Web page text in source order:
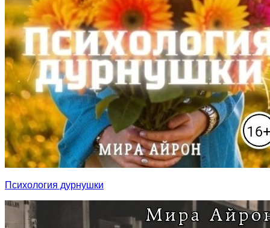
Психология дурнушки